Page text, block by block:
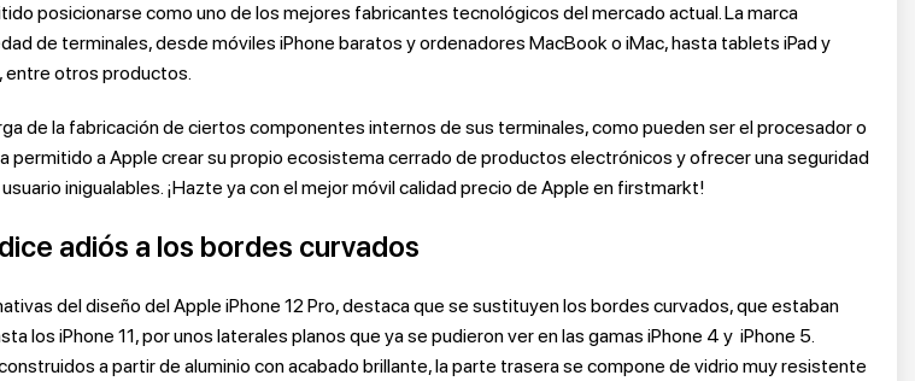
posicionarse como uno de los mejores fabricantes tecnológicos del mercado actual. La marca
de terminales, desde móviles iPhone baratos y ordenadores MacBook o iMac, hasta tablets iPad y
entre otros productos.
de la fabricación de ciertos componentes internos de sus terminales, como pueden ser el procesador o
permitido a Apple crear su propio ecosistema cerrado de productos electrónicos y ofrecer una seguridad
inigualables. ¡Hazte ya con el mejor móvil calidad precio de Apple en firstmarkt!
adiós a los bordes curvados
del diseño del Apple iPhone 12 Pro, destaca que se sustituyen los bordes curvados, que estaban
los iPhone 11, por unos laterales planos que ya se pudieron ver en las gamas iPhone 4 y iPhone 5.
a partir de aluminio con acabado brillante, la parte trasera se compone de vidrio muy resistente